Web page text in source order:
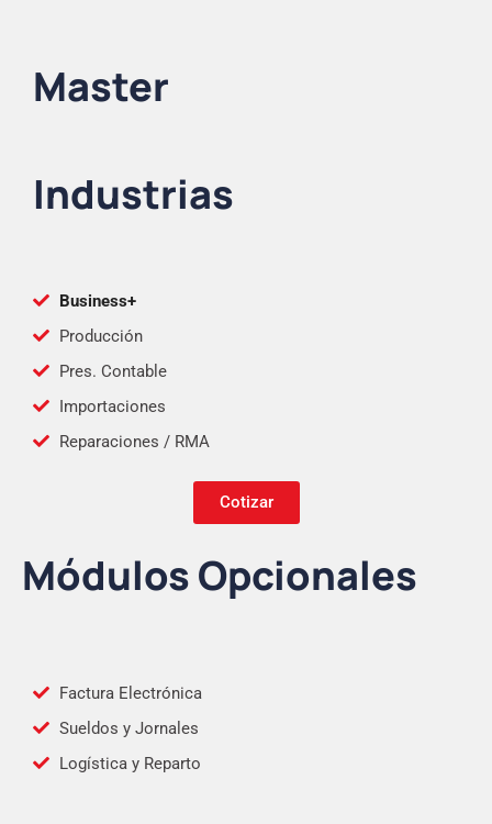
Master
Industrias
Business+
Producción
Pres. Contable
Importaciones
Reparaciones / RMA
Cotizar
Módulos Opcionales
Factura Electrónica
Sueldos y Jornales
Logística y Reparto